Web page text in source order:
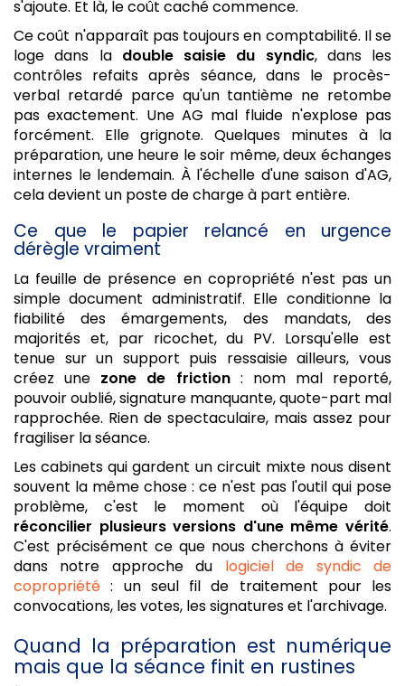
s'ajoute. Et là, le coût caché commence.
Ce coût n'apparaît pas toujours en comptabilité. Il se
loge dans la double saisie du syndic, dans les
contrôles refaits après séance, dans le procès-
verbal retardé parce qu'un tantième ne retombe
pas exactement. Une AG mal fluide n'explose pas
forcément. Elle grignote. Quelques minutes à la
préparation, une heure le soir même, deux échanges
internes le lendemain. À l'échelle d'une saison d'AG,
cela devient un poste de charge à part entière.
Ce que le papier relancé en urgence
dérègle vraiment
La feuille de présence en copropriété n'est pas un
simple document administratif. Elle conditionne la
fiabilité des émargements, des mandats, des
majorités et, par ricochet, du PV. Lorsqu'elle est
tenue sur un support puis ressaisie ailleurs, vous
créez une zone de friction: nom mal reporté,
pouvoir oublié, signature manquante, quote-part mal
rapprochée. Rien de spectaculaire, mais assez pour
fragiliser la séance.
Les cabinets qui gardent un circuit mixte nous disent
souvent la même chose : ce n'est pas l'outil qui pose
problème, c'est le moment où l'équipe doit
réconcilier plusieurs versions d'une même vérité.
C'est précisément ce que nous cherchons à éviter
dans notre approche du logiciel de syndic de
copropriété : un seul fil de traitement pour les
convocations, les votes, les signatures et l'archivage.
Quand la préparation est numérique
mais que la séance finit en rustines